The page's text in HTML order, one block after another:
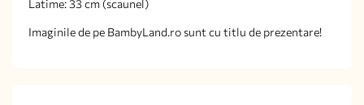
Latime: 33 cm (scaunel)
Imaginile de pe BambyLand.ro sunt cu titlu de prezentare!